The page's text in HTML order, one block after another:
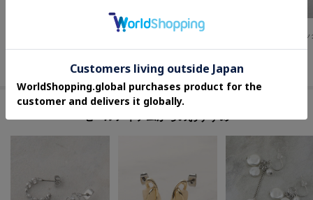
¥345,400
SHOO・LA・RUE
¥2,489 ¥217,800